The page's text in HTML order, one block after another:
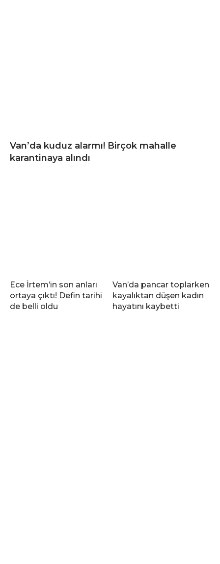
Van’da kuduz alarmı! Birçok mahalle
karantinaya alındı
Ece İrtem’in son anları
ortaya çıktı! Defin tarihi
de belli oldu
Van’da pancar toplarken
kayalıktan düşen kadın
hayatını kaybetti